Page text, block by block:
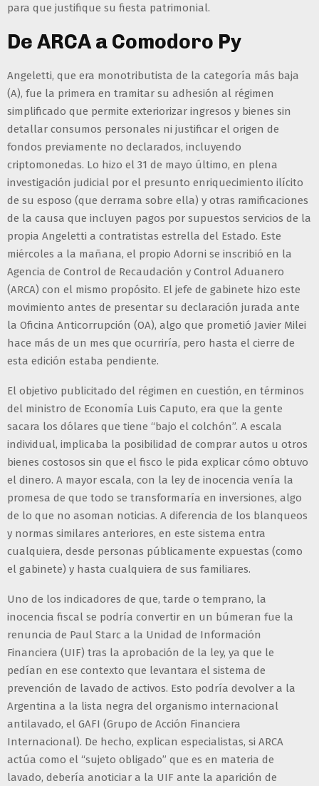
para que justifique su fiesta patrimonial.
De ARCA a Comodoro Py
Angeletti, que era monotributista de la categoría más baja
(A), fue la primera en tramitar su adhesión al régimen
simplificado que permite exteriorizar ingresos y bienes sin
detallar consumos personales ni justificar el origen de
fondos previamente no declarados, incluyendo
criptomonedas. Lo hizo el 31 de mayo último, en plena
investigación judicial por el presunto enriquecimiento ilícito
de su esposo (que derrama sobre ella) y otras ramificaciones
de la causa que incluyen pagos por supuestos servicios de la
propia Angeletti a contratistas estrella del Estado. Este
miércoles a la mañana, el propio Adorni se inscribió en la
Agencia de Control de Recaudación y Control Aduanero
(ARCA) con el mismo propósito. El jefe de gabinete hizo este
movimiento antes de presentar su declaración jurada ante
la Oficina Anticorrupción (OA), algo que prometió Javier Milei
hace más de un mes que ocurriría, pero hasta el cierre de
esta edición estaba pendiente.
El objetivo publicitado del régimen en cuestión, en términos
del ministro de Economía Luis Caputo, era que la gente
sacara los dólares que tiene “bajo el colchón”. A escala
individual, implicaba la posibilidad de comprar autos u otros
bienes costosos sin que el fisco le pida explicar cómo obtuvo
el dinero. A mayor escala, con la ley de inocencia venía la
promesa de que todo se transformaría en inversiones, algo
de lo que no asoman noticias. A diferencia de los blanqueos
y normas similares anteriores, en este sistema entra
cualquiera, desde personas públicamente expuestas (como
el gabinete) y hasta cualquiera de sus familiares.
Uno de los indicadores de que, tarde o temprano, la
inocencia fiscal se podría convertir en un búmeran fue la
renuncia de Paul Starc a la Unidad de Información
Financiera (UIF) tras la aprobación de la ley, ya que le
pedían en ese contexto que levantara el sistema de
prevención de lavado de activos. Esto podría devolver a la
Argentina a la lista negra del organismo internacional
antilavado, el GAFI (Grupo de Acción Financiera
Internacional). De hecho, explican especialistas, si ARCA
actúa como el “sujeto obligado” que es en materia de
lavado, debería anoticiar a la UIF ante la aparición de